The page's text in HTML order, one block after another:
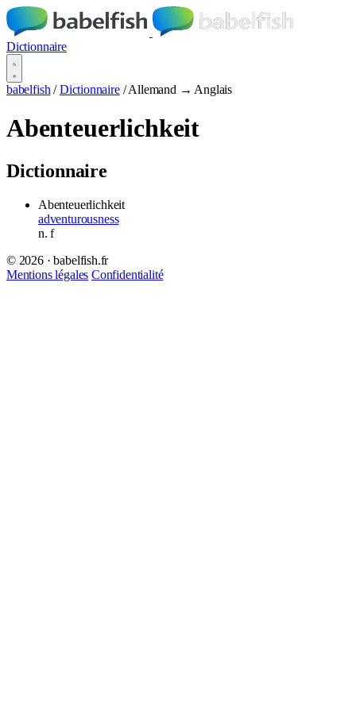
Dictionnaire
babelfish / Dictionnaire / Allemand → Anglais
Abenteuerlichkeit
Dictionnaire
Abenteuerlichkeit
adventurousness
n.f
© 2026 · babelfish.fr
Mentions légales Confidentialité